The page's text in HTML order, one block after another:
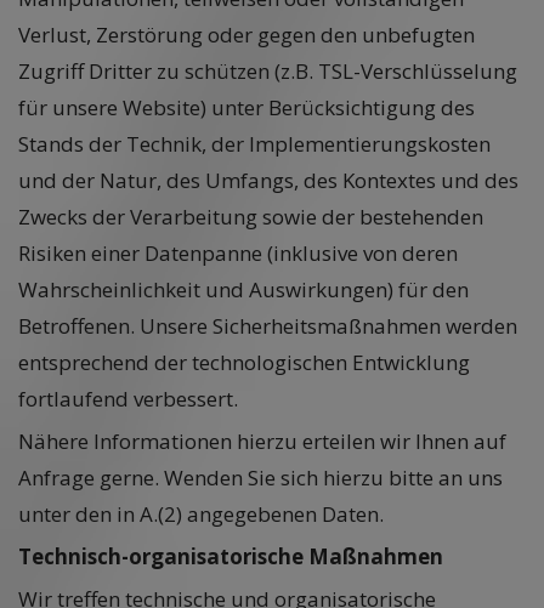
Verlust, Zerstörung oder gegen den unbefugten
Zugriff Dritter zu schützen (z.B. TSL-Verschlüsselung
für unsere Website) unter Berücksichtigung des
Stands der Technik, der Implementierungskosten
und der Natur, des Umfangs, des Kontextes und des
Zwecks der Verarbeitung sowie der bestehenden
Risiken einer Datenpanne (inklusive von deren
Wahrscheinlichkeit und Auswirkungen) für den
Betroffenen. Unsere Sicherheitsmaßnahmen werden
entsprechend der technologischen Entwicklung
fortlaufend verbessert.
Nähere Informationen hierzu erteilen wir Ihnen auf
Anfrage gerne. Wenden Sie sich hierzu bitte an uns
unter den in A.(2) angegebenen Daten.
Technisch-organisatorische Maßnahmen
Wir treffen technische und organisatorische